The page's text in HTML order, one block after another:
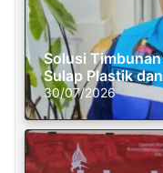
Solusi
Sulap Plastik
30/07/2026